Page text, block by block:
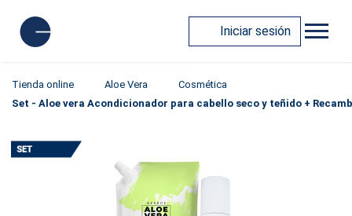
Iniciar sesión
Tienda online Aloe Vera
Cosmética
Set - Aloe vera Acondicionador para cabello seco y teñido +